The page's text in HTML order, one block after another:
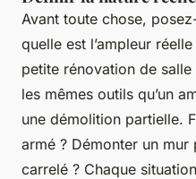
Avant toute chose,
quelle est l’ampleur
petite rénovation de salle
les mêmes outils qu’un
une démolition partielle.
armé ? Démonter un
carrelé ? Chaque